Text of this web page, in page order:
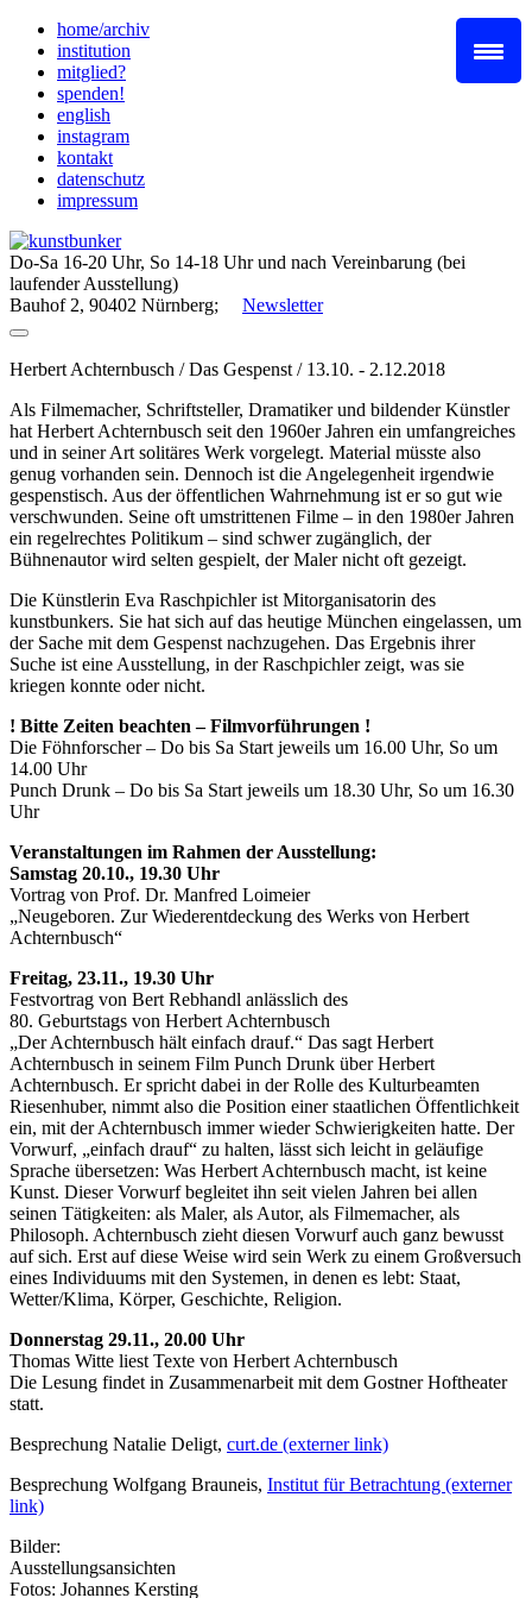
Skip
content
home/archiv
institution
mitglied?
spenden!
english
instagram
kontakt
datenschutz
impressum
Do-Sa 16-20 Uhr, So 14-18 Uhr und nach Vereinbarung (bei
laufender Ausstellung)
Bauhof 2, 90402 Nürnberg; Newsletter
Herbert Achternbusch / Das Gespenst / 13.10. - 2.12.2018
Als Filmemacher, Schriftsteller, Dramatiker und bildender Künstler
hat Herbert Achternbusch seit den 1960er Jahren ein umfangreiches
und in seiner Art solitäres Werk vorgelegt. Material müsste also
genug vorhanden sein. Dennoch ist die Angelegenheit irgendwie
gespenstisch. Aus der öffentlichen Wahrnehmung ist er so gut wie
verschwunden. Seine oft umstrittenen Filme – in den 1980er Jahren
ein regelrechtes Politikum – sind schwer zugänglich, der
Bühnenautor wird selten gespielt, der Maler nicht oft gezeigt.
Die Künstlerin Eva Raschpichler ist Mitorganisatorin des
kunstbunkers. Sie hat sich auf das heutige München eingelassen, um
der Sache mit dem Gespenst nachzugehen. Das Ergebnis ihrer
Suche ist eine Ausstellung, in der Raschpichler zeigt, was sie
kriegen konnte oder nicht.
! Bitte Zeiten beachten – Filmvorführungen !
Die Föhnforscher – Do bis Sa Start jeweils um 16.00 Uhr, So um
14.00 Uhr
Punch Drunk – Do bis Sa Start jeweils um 18.30 Uhr, So um 16.30
Uhr
Veranstaltungen im Rahmen der Ausstellung:
Samstag 20.10., 19.30 Uhr
Vortrag von Prof. Dr. Manfred Loimeier
„Neugeboren. Zur Wiederentdeckung des Werks von Herbert
Achternbusch“
Freitag, 23.11., 19.30 Uhr
Festvortrag von Bert Rebhandl anlässlich des
80. Geburtstags von Herbert Achternbusch
„Der Achternbusch hält einfach drauf.“ Das sagt Herbert
Achternbusch in seinem Film Punch Drunk über Herbert
Achternbusch. Er spricht dabei in der Rolle des Kulturbeamten
Riesenhuber, nimmt also die Position einer staatlichen Öffentlichkeit
ein, mit der Achternbusch immer wieder Schwierigkeiten hatte. Der
Vorwurf, „einfach drauf“ zu halten, lässt sich leicht in geläufige
Sprache übersetzen: Was Herbert Achternbusch macht, ist keine
Kunst. Dieser Vorwurf begleitet ihn seit vielen Jahren bei allen
seinen Tätigkeiten: als Maler, als Autor, als Filmemacher, als
Philosoph. Achternbusch zieht diesen Vorwurf auch ganz bewusst
auf sich. Erst auf diese Weise wird sein Werk zu einem Großversuch
eines Individuums mit den Systemen, in denen es lebt: Staat,
Wetter/Klima, Körper, Geschichte, Religion.
Donnerstag 29.11., 20.00 Uhr
Thomas Witte liest Texte von Herbert Achternbusch
Die Lesung findet in Zusammenarbeit mit dem Gostner Hoftheater
statt.
Besprechung Natalie Deligt, curt.de (externer link)
Besprechung Wolfgang Brauneis, Institut für Betrachtung (externer
link)
Bilder:
Ausstellungsansichten
Fotos: Johannes Kersting